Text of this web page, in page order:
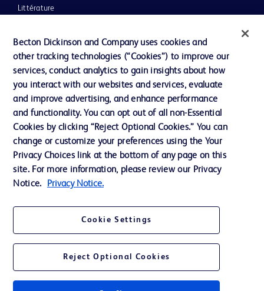
Littérature
Notre entreprise
Éthique et conformité
Assistance
Nous contacter
Préférences en matière de cookies
Confidentialité
Accessibilité du site Web
Becton Dickinson and Company uses cookies and
other tracking technologies (“Cookies”) to improve our
services, conduct analytics to gain insights about how
you interact with our websites and services, evaluate
and improve advertising, and enhance performance
and functionality. You can opt out of all non-Essential
Cookies by clicking “Reject Optional Cookies.” You can
change or customize your preferences using the Your
Privacy Choices link at the bottom of any page on this
site. For more information, please review our Privacy
Notice.
Privacy Notice.
Cookie Settings
Reject Optional Cookies